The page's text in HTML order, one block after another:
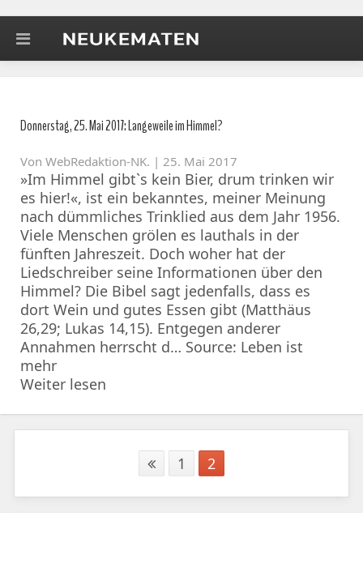
Donnerstag, 25. Mai 2017: Langeweile im Himmel?
Von WebRedaktion-NK. | 25. Mai 2017
»Im Himmel gibt`s kein Bier, drum trinken wir
es hier!«, ist ein bekanntes, meiner Meinung
nach dümmliches Trinklied aus dem Jahr 1956.
Viele Menschen grölen es lauthals in der
fünften Jahreszeit. Doch woher hat der
Liedschreiber seine Informationen über den
Himmel? Die Bibel sagt jedenfalls, dass es
dort Wein und gutes Essen gibt (Matthäus
26,29; Lukas 14,15). Entgegen anderer
Annahmen herrscht d… Source: Leben ist
mehr
Weiter lesen
1 2